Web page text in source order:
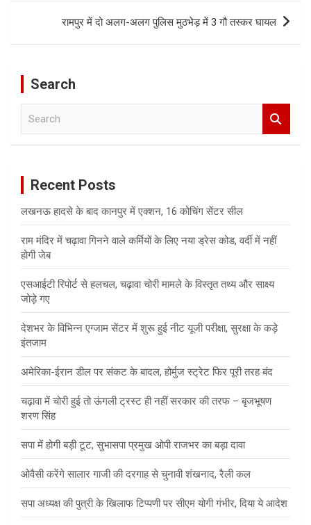
रामपुर में दो अलग-अलग पुलिस मुठभेड़ में 3 गौ तस्कर घायल
Search
Recent Posts
लखनऊ हादसे के बाद कानपुर में एक्शन, 16 कोचिंग सेंटर सील
राम मंदिर में चढ़ावा गिनने वाले कर्मियों के लिए नया ड्रेस कोड, वर्दी में नहीं
होगी जेब
एसआईटी रिपोर्ट से हलचल, चढ़ावा चोरी मामले के विस्तृत तथ्य और साक्ष्य
जोड़े गए
देशभर के विभिन्न एग्जाम सेंटर में शुरू हुई नीट यूजी परीक्षा, सुरक्षा के कड़े
इंतजाम
अमेरिका-ईरान डील पर संकट के बादल, होर्मुज स्ट्रेट फिर पूरी तरह बंद
चढ़ावा में चोरी हुई तो ऊंगली ट्रस्ट ही नहीं सरकार की तरफ – बृजभूषण
शरण सिंह
सपा में होगी बड़ी टूट, सुभासपा प्रमुख ओपी राजभर का बड़ा दावा
ओवैसी करेंगे सालार गाजी की दरगाह से चुनावी शंखनाद, रैली कल
सपा अध्यक्ष की पुत्री के खिलाफ टिप्पणी पर सीएम योगी गंभीर, दिया ये आदेश